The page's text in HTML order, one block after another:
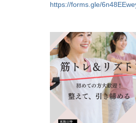
https://forms.gle/